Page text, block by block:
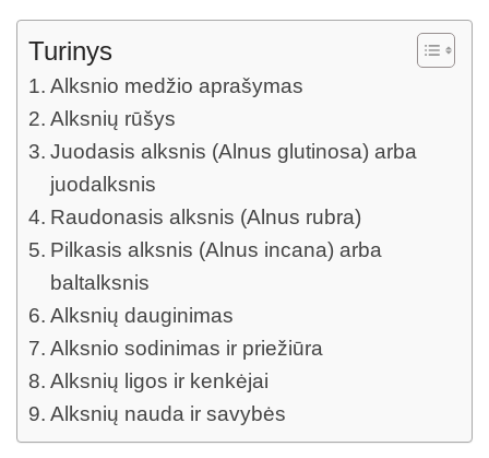
Turinys
Alksnio medžio aprašymas
Alksnių rūšys
Juodasis alksnis (Alnus glutinosa) arba
juodalksnis
Raudonasis alksnis (Alnus rubra)
Pilkasis alksnis (Alnus incana) arba
baltalksnis
Alksnių dauginimas
Alksnio sodinimas ir priežiūra
Alksnių ligos ir kenkėjai
Alksnių nauda ir savybės